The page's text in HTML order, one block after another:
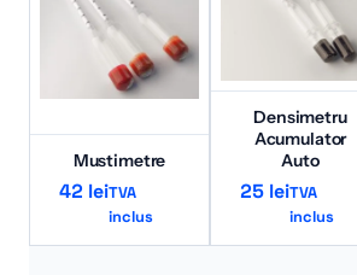
Mustimetre
42 leiTVA
inclus
Densimetru
Acumulator
Auto
25 leiTVA
inclus